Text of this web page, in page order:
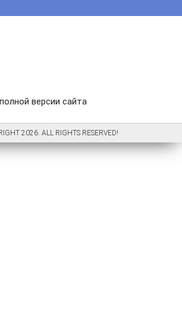
версии сайта
2026. ALL RIGHTS RESERVED!